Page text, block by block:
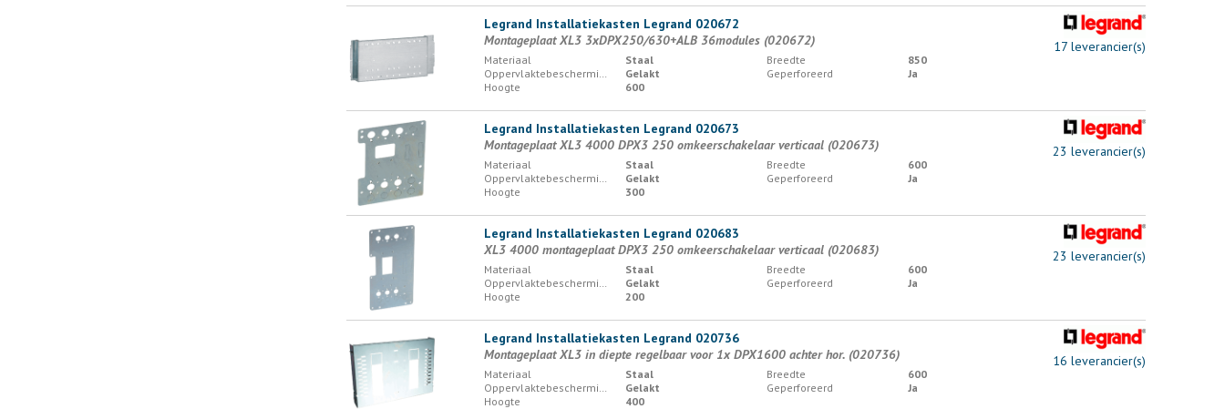
Legrand Installatiekasten Legrand 020672
Montageplaat XL3 3xDPX250/630+ALB 36modules (020672)
Materiaal Staal Breedte
850
Oppervlaktebescherming
Gelakt Geperforeerd
Ja
Hoogte
600
17 leverancier(s)
Legrand Installatiekasten Legrand 020673
Montageplaat XL3 4000 DPX3 250 omkeerschakelaar verticaal (020673)
Materiaal Staal Breedte
600
Oppervlaktebescherming
Gelakt Geperforeerd
Ja
Hoogte
300
23 leverancier(s)
Legrand Installatiekasten Legrand 020683
XL3 4000 montageplaat DPX3 250 omkeerschakelaar verticaal (020683)
Materiaal Staal Breedte
600
Oppervlaktebescherming
Gelakt Geperforeerd
Ja
Hoogte
200
23 leverancier(s)
Legrand Installatiekasten Legrand 020736
Montageplaat XL3 in diepte regelbaar voor 1x DPX1600 achter hor. (020736)
Materiaal Staal Breedte
600
Oppervlaktebescherming
Gelakt Geperforeerd
Ja
Hoogte
400
16 leverancier(s)